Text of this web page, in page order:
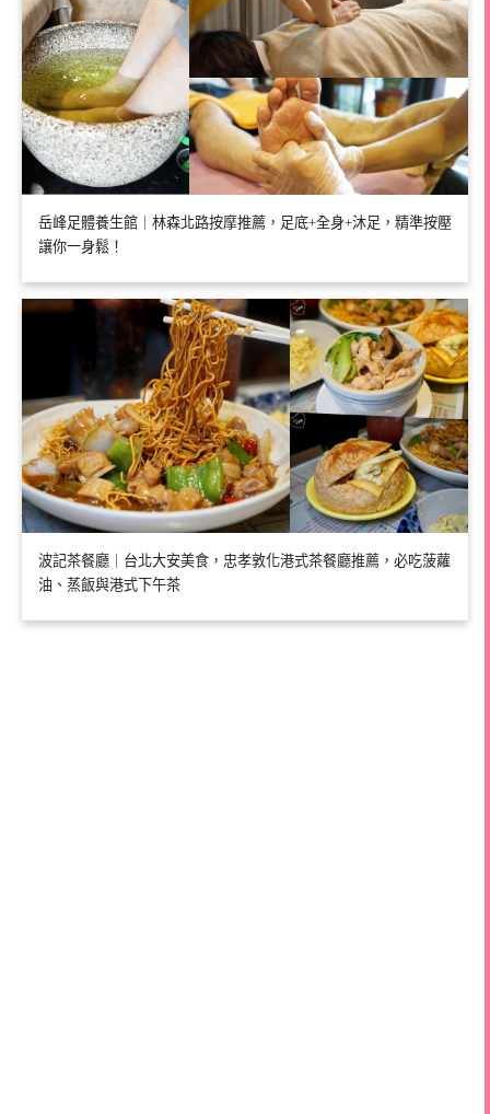
岳峰足體養生館｜林森北路按摩推薦，足底+全身+沐足，精準按壓
讓你一身鬆！
波記茶餐廳｜台北大安美食，忠孝敦化港式茶餐廳推薦，必吃菠蘿
油、蒸飯與港式下午茶